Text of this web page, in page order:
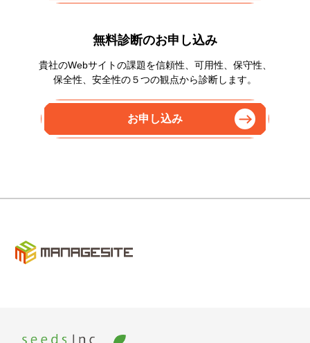
無料診断のお申し込み
貴社のWebサイトの課題を信頼性、可用性、保守性、
保全性、安全性の５つの観点から診断します。
お申し込み